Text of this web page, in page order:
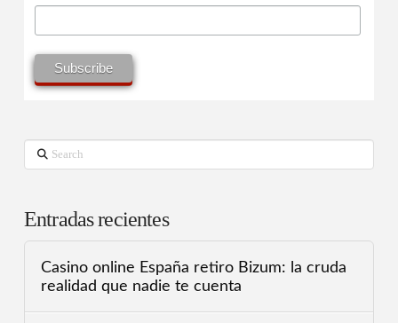
Search
Entradas recientes
Casino online España retiro Bizum: la cruda
realidad que nadie te cuenta